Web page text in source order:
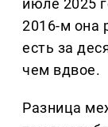
июле 2025
2016-м она
есть за
чем вдвое.
Разница